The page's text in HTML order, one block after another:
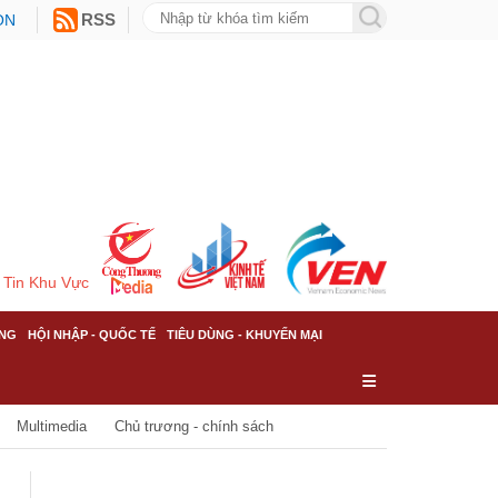
RSS
Tin Khu Vực
HỘI NHẬP - QUỐC TẾ TIÊU DÙNG - KHUYẾN MẠI
Multimedia Chủ trương - chính sách